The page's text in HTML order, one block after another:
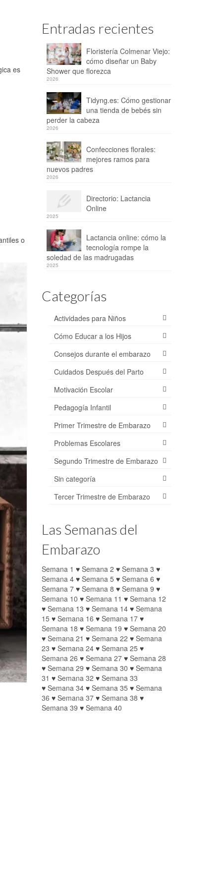
es
o
Entradas recientes
Floristería Colmenar Viejo:
cómo diseñar un Baby
Shower que florezca
2026
Tidyng.es: Cómo gestionar
una tienda de bebés sin
perder la cabeza
2026
Confecciones florales:
mejores ramos para
nuevos padres
2026
Directorio: Lactancia
Online
2025
Lactancia online: cómo la
tecnología rompe la
soledad de las madrugadas
2025
Categorías
Actividades para Niños
Cómo Educar a los Hijos
Consejos durante el embarazo
Cuidados Después del Parto
Motivación Escolar
Pedagogía Infantil
Primer Trimestre de Embarazo
Problemas Escolares
Segundo Trimestre de Embarazo
Sin categoría
Tercer Trimestre de Embarazo
Las Semanas del
Embarazo
Semana 1 ♥ Semana 2 ♥ Semana 3 ♥
Semana 4♥ Semana 5 ♥ Semana 6 ♥
Semana 7♥ Semana 8 ♥ Semana 9 ♥
Semana 10 ♥ Semana 11 ♥ Semana 12
♥ Semana 13 ♥ Semana 14♥ Semana
15 ♥ Semana 16 ♥ Semana 17♥
Semana 18 ♥ Semana 19 ♥ Semana 20
♥ Semana 21 ♥ Semana 22 ♥ Semana
23 ♥ Semana 24♥ Semana 25 ♥
Semana 26 ♥ Semana 27♥ Semana 28
♥ Semana 29 ♥ Semana 30 ♥ Semana
31 ♥ Semana 32 ♥ Semana 33
♥ Semana 34♥ Semana 35 ♥ Semana
36 ♥ Semana 37♥ Semana 38 ♥
Semana 39 ♥ Semana 40